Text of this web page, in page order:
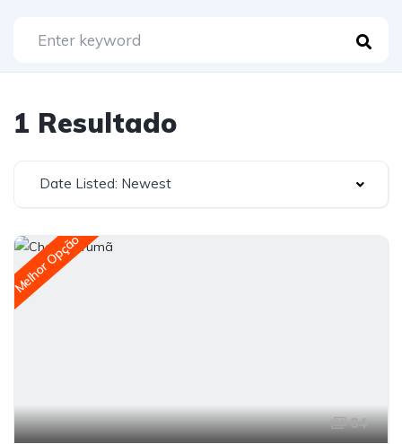
1 Resultado
Date Listed: Newest
Melhor Opção
84